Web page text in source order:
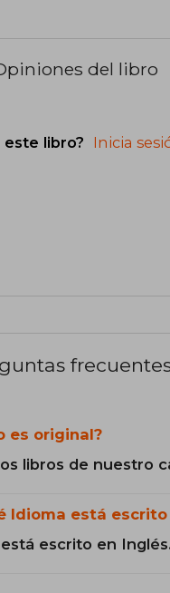
del libro
este libro? Inicia
es original?
libros de nuestro
Idioma está
escrito en